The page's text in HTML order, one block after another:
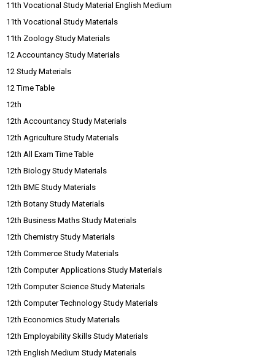
11th Vocational Study Material English Medium
11th Vocational Study Materials
11th Zoology Study Materials
12 Accountancy Study Materials
12 Study Materials
12 Time Table
12th
12th Accountancy Study Materials
12th Agriculture Study Materials
12th All Exam Time Table
12th Biology Study Materials
12th BME Study Materials
12th Botany Study Materials
12th Business Maths Study Materials
12th Chemistry Study Materials
12th Commerce Study Materials
12th Computer Applications Study Materials
12th Computer Science Study Materials
12th Computer Technology Study Materials
12th Economics Study Materials
12th Employability Skills Study Materials
12th English Medium Study Materials